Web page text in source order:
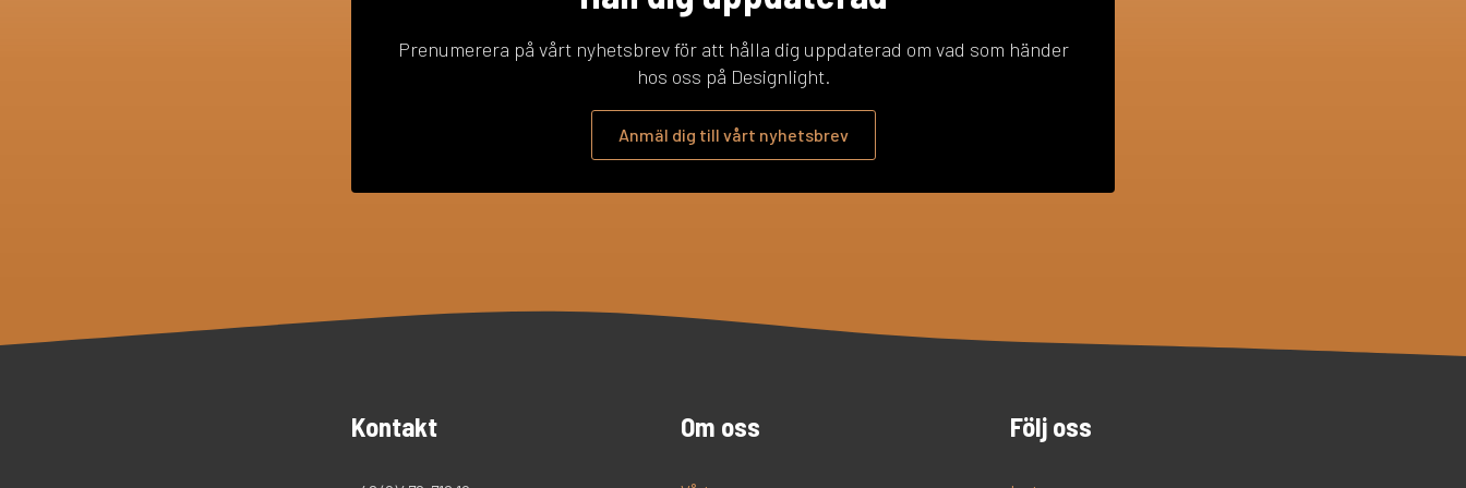
Prenumerera på vårt nyhetsbrev för att hålla dig uppdaterad om vad som händer
hos oss på Designlight.
Anmäl dig till vårt nyhetsbrev
Kontakt Om oss Följ oss